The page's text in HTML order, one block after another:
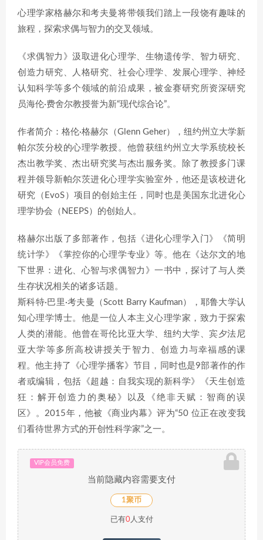
心理学家格赫尔和考夫曼将带领我们踏上一段饶有趣味的
旅程，探索求偶与智力的交叉领域。
《求偶智力》汲取进化心理学、生物遗传学、智力研究、
创造力研究、人格研究、社会心理学、发展心理学、神经
认知科学等多个领域的前沿成果，被金赛研究所资深研究
员海伦·费舍尔教授誉为新“现代综合论”。
作者简介：格伦·格赫尔（Glenn Geher），纽约州立大学新
帕尔茨分校的心理学教授。他曾获纽约州立大学系统校长
杰出教学奖、杰出研究奖与杰出服务奖。除了教授多门课
程并领导新帕尔茨进化心理学实验室外，他还是该校进化
研究（EvoS）项目的创始主任，同时也是美国东北进化心
理学协会（NEEPS）的创始人。
格赫尔出版了多部著作，包括《进化心理学入门》《简明
统计学》《掌控你的心理学专业》等。他在《达尔文的地
下世界：进化、心智与求偶智力》一书中，探讨了与人类
生存状况相关的诸多话题。
斯科特·巴里·考夫曼（Scott Barry Kaufman），耶鲁大学认
知心理学博士。他是一位人本主义心理学家，致力于探索
人类的潜能。他曾在哥伦比亚大学、纽约大学、宾夕法尼
亚大学等多所高校讲授关于智力、创造力与幸福感的课
程。他主持了《心理学播客》节目，同时也是9部著作的作
者或编辑，包括《超越：自我实现的新科学》《天生创造
狂：解开创造力的奥秘》以及《绝非天赋：智商的误
区》。2015年，他被《商业内幕》评为“50 位正在改变我
们看待世界方式的开创性科学家”之一。
VIP会员免费
当前隐藏内容需要支付
1聚币
已有0人支付